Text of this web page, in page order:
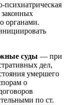
психиатрическая
законных
органами.
суды — при
дел,
умершего
о
по ст.